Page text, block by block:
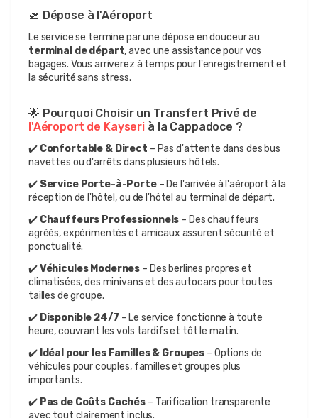
🛫 Dépose à l'Aéroport
terminal de départ, avec une assistance pour vos
bagages. Vous arriverez à temps pour l'enregistrement et
la sécurité sans stress.
l'Aéroport de Kayseri à la Cappadoce ?
✔️ Confortable & Direct – Pas d'attente dans des bus
navettes ou d'arrêts dans plusieurs hôtels.
✔️ Service Porte-à-Porte – De l'arrivée à l'aéroport à la
réception de l'hôtel, ou de l'hôtel au terminal de départ.
✔️ Chauffeurs Professionnels – Des chauffeurs
agréés, expérimentés et amicaux assurent sécurité et
ponctualité.
✔️ Véhicules Modernes – Des berlines propres et
climatisées, des minivans et des autocars pour toutes
tailles de groupe.
✔️ Disponible 24/7 – Le service fonctionne à toute
heure, couvrant les vols tardifs et tôt le matin.
✔️ Idéal pour les Familles & Groupes – Options de
véhicules pour couples, familles et groupes plus
importants.
✔️ Pas de Coûts Cachés – Tarification transparente
avec tout clairement inclus.